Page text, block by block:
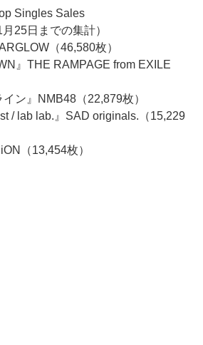
Singles Sales
25日までの集計）
（46,580枚）
』THE RAMPAGE from EXILE
ン』NMB48（22,879枚）
/ lab lab.』SAD originals.（15,229
（13,454枚）